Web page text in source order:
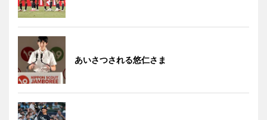
あいさつされる悠仁さま